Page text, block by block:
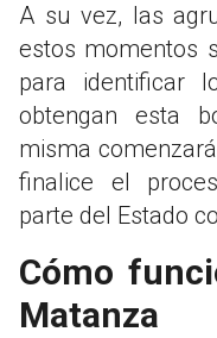
A su vez, las
estos momentos
para identificar
obtengan esta
misma
finalice el
parte del Estado
Cómo
Matanza